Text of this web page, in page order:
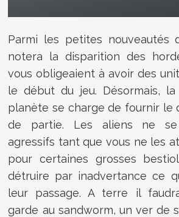
Parmi les petites nouveautés
notera la disparition des
vous obligeaient à avoir des
le début du jeu. Désormais,
planète se charge de fournir le
de partie. Les aliens ne
agressifs tant que vous ne les
pour certaines grosses
détruire par inadvertance ce
leur passage. A terre il
garde au sandworm, un ver de